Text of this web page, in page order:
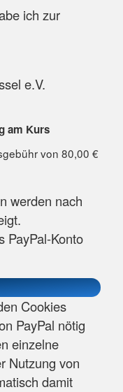
ich zur
e.V.
am Kurs
von 80,00 €
werden nach
PayPal-Konto
Cookies
PayPal nötig
einzelne
Nutzung von
damit